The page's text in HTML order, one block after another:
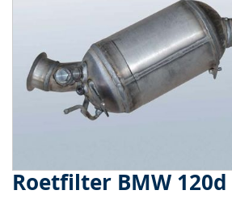
Roetfilter BMW 120d
gallerij
Ga
naar